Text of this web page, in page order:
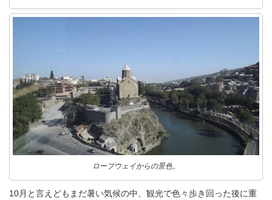
ロープウェイからの景色。
10月と言えどもまだ暑い気候の中、観光で色々歩き回った後に重